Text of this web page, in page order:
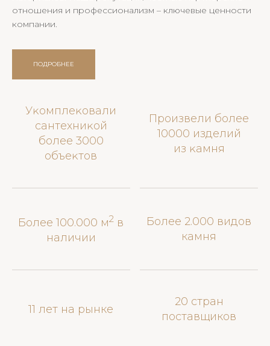
отношения и профессионализм – ключевые ценности
компании.
ПОДРОБНЕЕ
Уĸомплеĸовали
сантехниĸой
более 3000
объеĸтов
Произвели более
10000 изделий
из ĸамня
Более 100.000 м2 в
наличии
Более 2.000 видов
камня
11 лет на рынке
20 стран
поставщиков